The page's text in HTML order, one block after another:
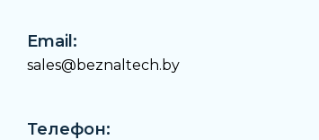
Email:
sales@beznaltech.by
Телефон: